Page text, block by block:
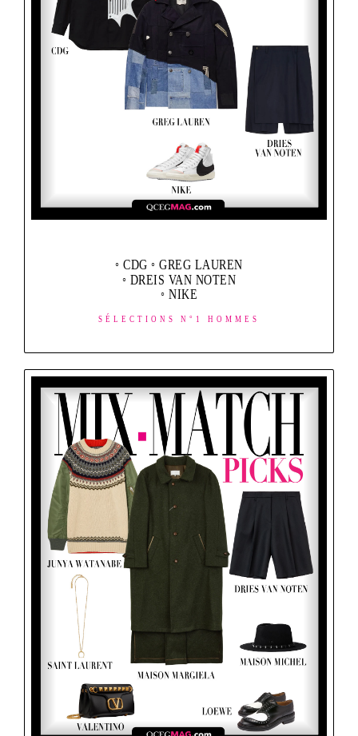
◦ CDG ◦ GREG LAUREN
◦ DREIS VAN NOTEN
◦ NIKE
SÉLECTIONS N°1 HOMMES